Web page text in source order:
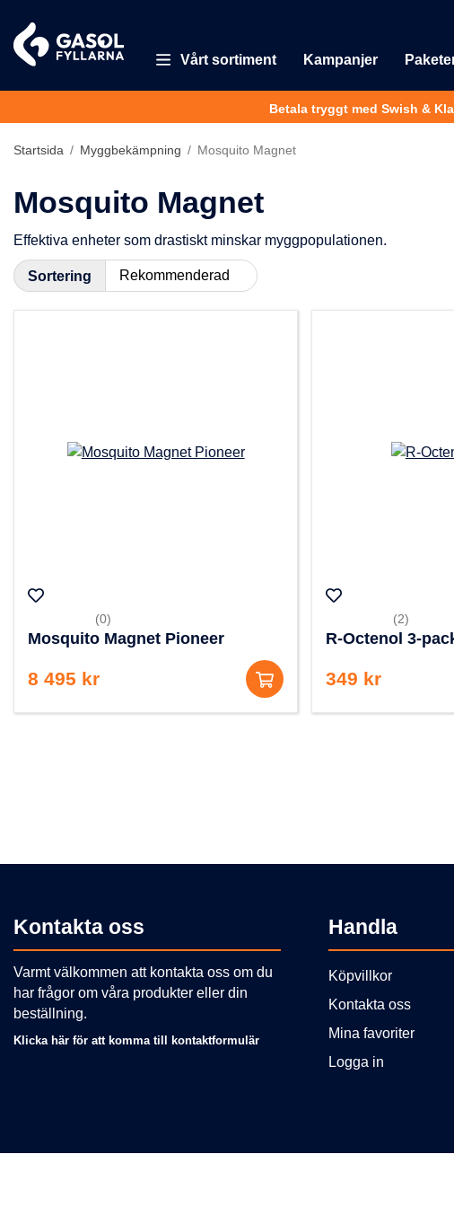
Vårt sortiment Kampanjer
Betala tryggt med Swish &
Startsida / Myggbekämpning / Mosquito Magnet
Mosquito Magnet
Effektiva enheter som drastiskt minskar myggpopulationen.
Sortering
(0)
Mosquito Magnet Pioneer
8 495 kr
(2)
R-Octenol 3-
349 kr
Kontakta oss
Varmt välkommen att kontakta oss om du
har frågor om våra produkter eller din
beställning.
Klicka här för att komma till kontaktformulär
Handla
Köpvillkor
Kontakta oss
Mina favoriter
Logga in